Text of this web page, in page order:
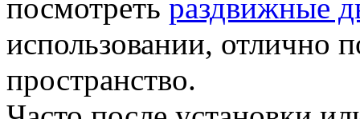
посмотреть раздвижные
использовании, отлично
пространство.